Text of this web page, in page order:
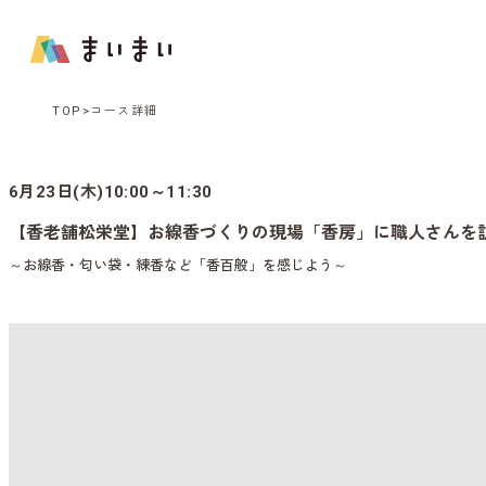
TOP コース詳細
6月23日(木)10:00～11:30
【香老舗松栄堂】お線香づくりの現場「香房」に職人さんを
～お線香・匂い袋・練香など「香百般」を感じよう～